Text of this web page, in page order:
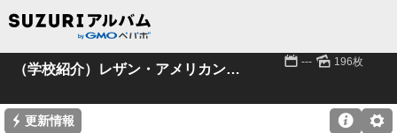
（学校紹介）レザン・アメリカン・スクール 📅 --- 🌄 196枚
⚡ 更新情報 ⚙
